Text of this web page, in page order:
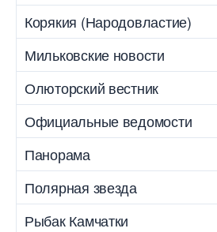
Корякия (Народовластие)
Мильковские новости
Олюторский вестник
Официальные ведомости
Панорама
Полярная звезда
Рыбак Камчатки